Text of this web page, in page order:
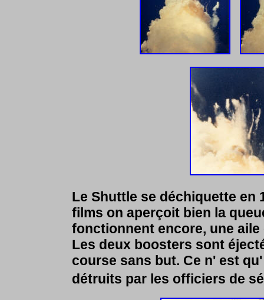
Le Shuttle se déchiquette en
films on aperçoit bien la
fonctionnent encore, une
Les deux boosters sont
course sans but. Ce n' est
détruits par les officiers de